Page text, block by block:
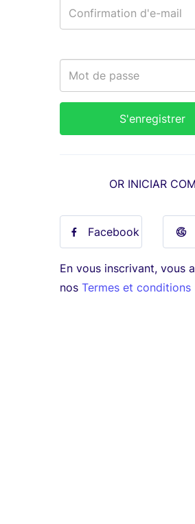
OR INICIAR COM
Facebook
En vous inscrivant, vous
nos Termes et conditions